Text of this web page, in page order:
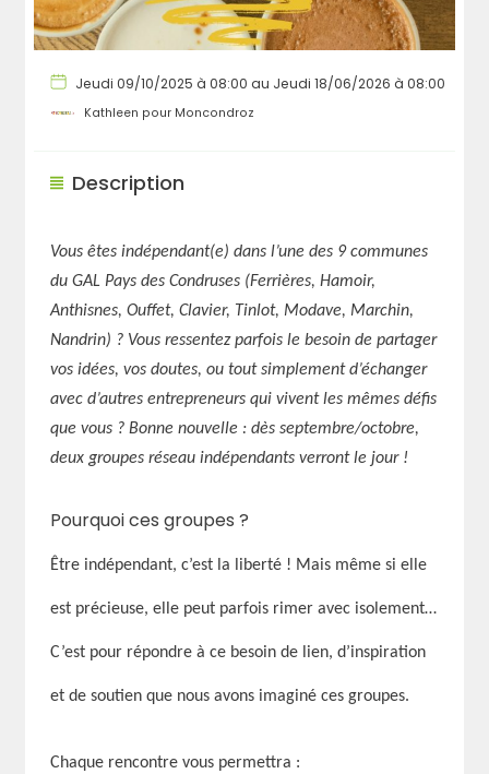
Jeudi 09/10/2025 à 08:00 au Jeudi 18/06/2026 à 08:00
Kathleen pour Moncondroz
Description
Vous êtes indépendant(e) dans l’une des 9 communes
du GAL Pays des Condruses (Ferrières, Hamoir,
Anthisnes, Ouffet, Clavier, Tinlot, Modave, Marchin,
Nandrin) ? Vous ressentez parfois le besoin de partager
vos idées, vos doutes, ou tout simplement d’échanger
avec d’autres entrepreneurs qui vivent les mêmes défis
que vous ? Bonne nouvelle : dès septembre/octobre,
deux groupes réseau indépendants verront le jour !
Pourquoi ces groupes ?
Être indépendant, c’est la liberté ! Mais même si elle
est précieuse, elle peut parfois rimer avec isolement…
C’est pour répondre à ce besoin de lien, d’inspiration
et de soutien que nous avons imaginé ces groupes.
Chaque rencontre vous permettra :